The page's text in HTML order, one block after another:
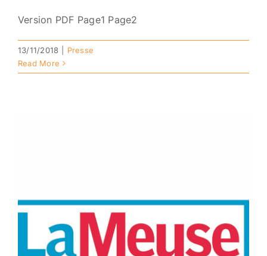
Version PDF Page1 Page2
13/11/2018
Presse
Read More